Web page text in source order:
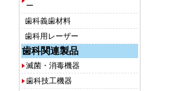
ー
歯科義歯材料
歯科用レーザー
歯科関連製品
滅菌・消毒機器
歯科技工機器